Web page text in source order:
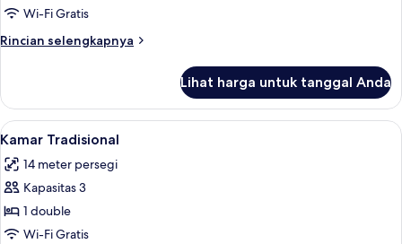
Wi-Fi Gratis
Rincian selengkapnya
Rincian
Kamar
Double
Lihat harga untuk tanggal Anda
Lihat
semua
foto
untuk
Kamar
Tradisional
Kamar Tradisional | Minibar,
6
Kamar Tradisional
14 meter persegi
Kapasitas 3
1 double
Wi-Fi Gratis